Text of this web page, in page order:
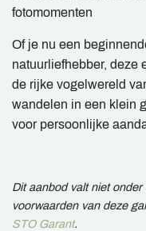
fotomomenten
Of je nu een
natuurliefhebber, deze
de rijke vogelwereld
wandelen in een klein
voor persoonlijke
Dit aanbod valt niet
voorwaarden van deze
STO Garant.